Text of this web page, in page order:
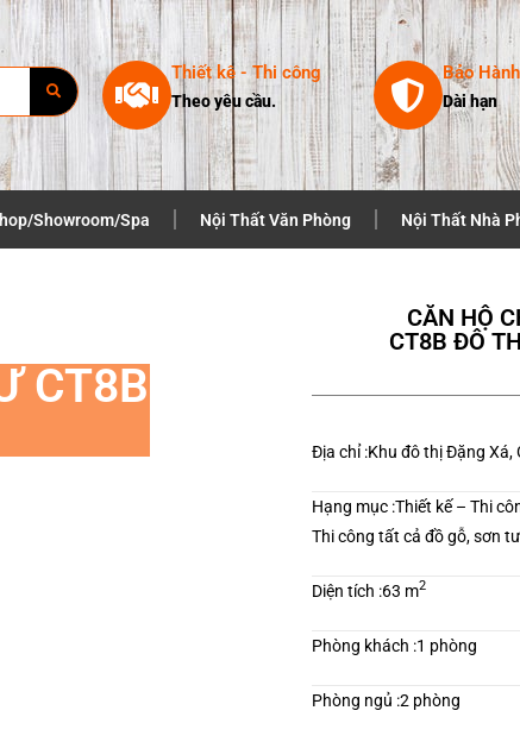
Thiết kê - Thi công
Theo yêu cầu.
Bảo Hành
Dài hạn
Showroom/Spa Nội Thất Văn Phòng Nội Thất Nhà
CT8B
CĂN HỘ
CT8B ĐÔ
Địa chỉ :Khu đô thị Đặng Xá,
Hạng mục :Thiết kế – Thi
Thi công tất cả đồ gỗ, sơn
Diện tích :63 m2
Phòng khách :1 phòng
Phòng ngủ :2 phòng